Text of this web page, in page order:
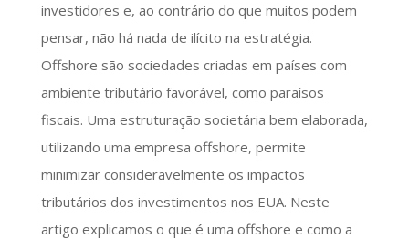
investidores e, ao contrário do que muitos podem
pensar, não há nada de ilícito na estratégia.
Offshore são sociedades criadas em países com
ambiente tributário favorável, como paraísos
fiscais. Uma estruturação societária bem elaborada,
utilizando uma empresa offshore, permite
minimizar consideravelmente os impactos
tributários dos investimentos nos EUA. Neste
artigo explicamos o que é uma offshore e como a